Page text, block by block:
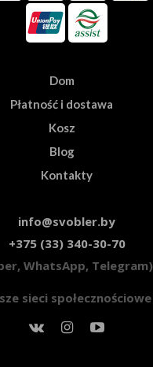
Dom
Płatność i dostawa
Kosz
Blog
Kontakty
info@svobler.by
+375 (33) 340-30-70
WhatsApp, Telegram)
sieci społecznościowe